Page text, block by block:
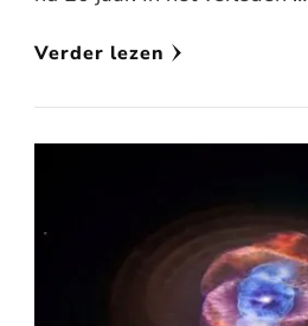
Verder lezen